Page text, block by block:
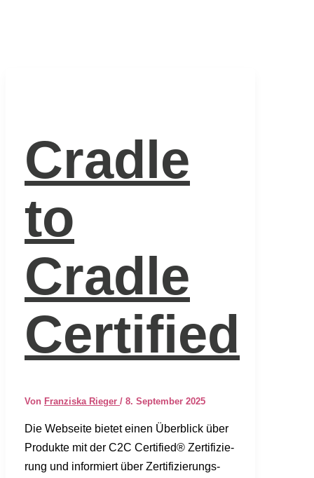
Cradle
to
Cradle
Certified
Von Franziska Rieger / 8. September 2025
Die Web­sei­te bie­tet einen Über­blick über
Pro­duk­te mit der C2C Cer­ti­fied® Zer­ti­fi­zie­
rung und infor­miert über Zer­ti­fi­zie­rungs­